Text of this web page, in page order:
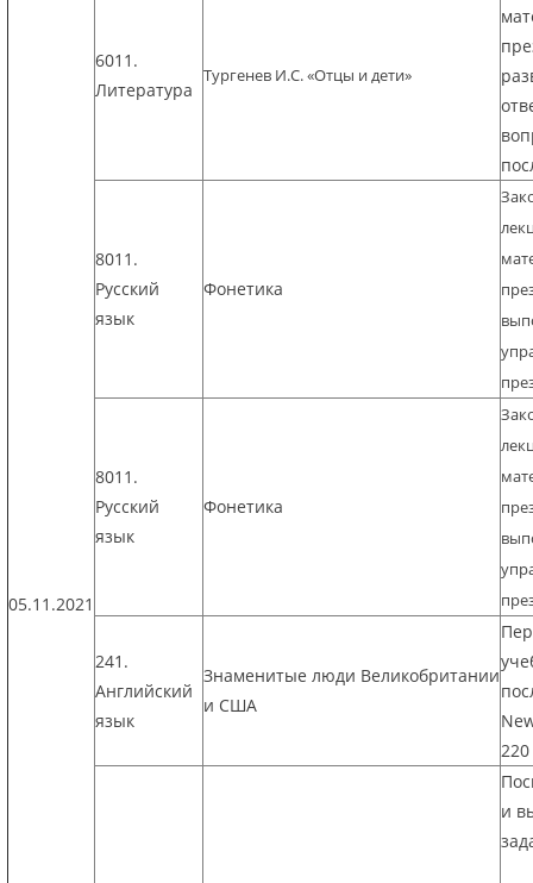
05.11.2021
6011.
Литература
Тургенев И.С. «Отцы и дети»
8011.
Русский
язык
Фонетика
8011.
Русский
язык
Фонетика
241.
Английский
язык
Знаменитые люди Великобритании
и США
220
и